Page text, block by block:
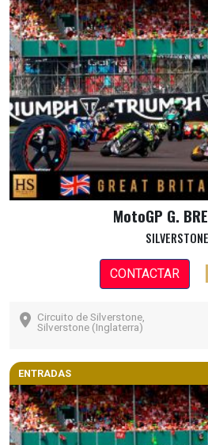
MotoGP G.
SILVERSTONE
CONTACTAR
Circuito de Silverstone,
Silverstone (Inglaterra)
ENTRADAS